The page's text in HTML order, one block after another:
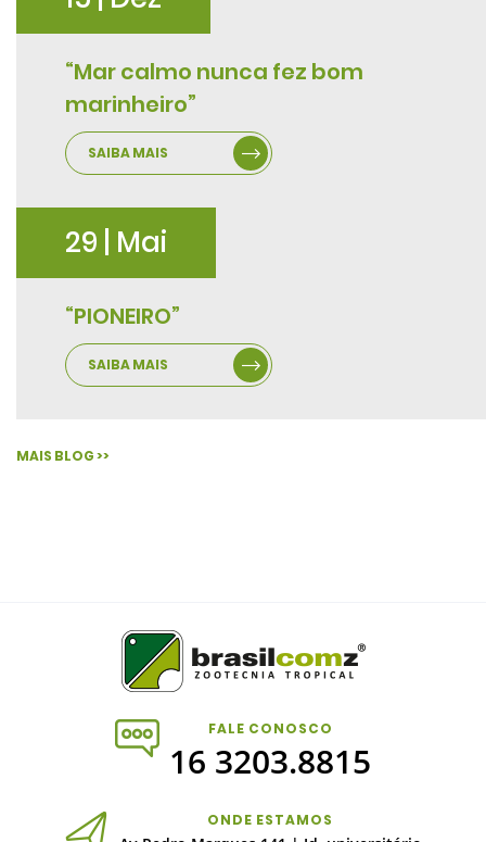
“Mar calmo nunca fez bom
marinheiro”
SAIBA MAIS
29 | Mai
“PIONEIRO”
SAIBA MAIS
MAIS BLOG >>
FALE CONOSCO
16 3203.8815
ONDE ESTAMOS